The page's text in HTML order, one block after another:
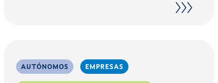
AUTÓNOMOS EMPRESAS